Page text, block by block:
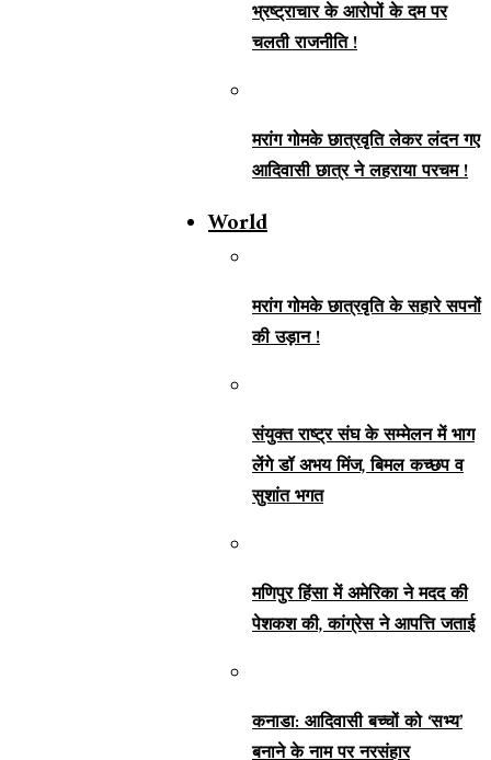
भ्रष्ट्राचार के आरोपों के दम पर
चलती राजनीति !
मरांग गोमके छात्रवृति लेकर लंदन गए
आदिवासी छात्र ने लहराया परचम !
World
मरांग गोमके छात्रवृति के सहारे सपनों
की उड़ान !
संयुक्त राष्ट्र संघ के सम्मेलन में भाग
लेंगे डॉ अभय मिंज, बिमल कच्छप व
सुशांत भगत
मणिपुर हिंसा में अमेरिका ने मदद की
पेशकश की, कांग्रेस ने आपत्ति जताई
कनाडा: आदिवासी बच्चों को ‘सभ्य’
बनाने के नाम पर नरसंहार